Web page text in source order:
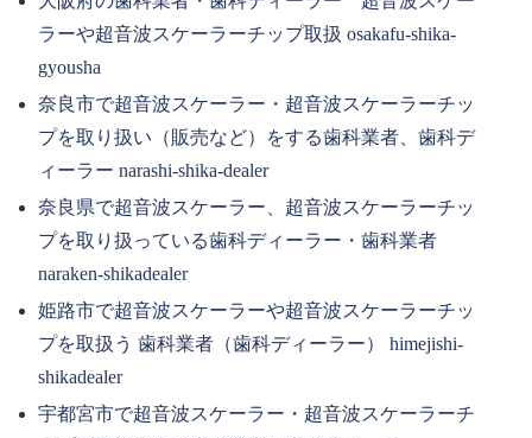
ラーや超音波スケーラーチップ取扱 osakafu-shika-
gyousha
奈良市で超音波スケーラー・超音波スケーラーチッ
プを取り扱い（販売など）をする歯科業者、歯科デ
ィーラー narashi-shika-dealer
奈良県で超音波スケーラー、超音波スケーラーチッ
プを取り扱っている歯科ディーラー・歯科業者
naraken-shikadealer
姫路市で超音波スケーラーや超音波スケーラーチッ
プを取扱う 歯科業者（歯科ディーラー） himejishi-
shikadealer
宇都宮市で超音波スケーラー・超音波スケーラーチ